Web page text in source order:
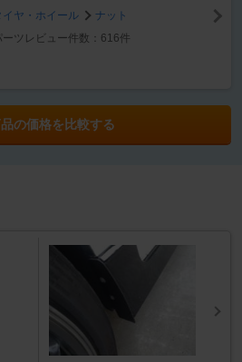
イヤ・ホイール
ナット
ーツレビュー件数：616件
の価格を比較する